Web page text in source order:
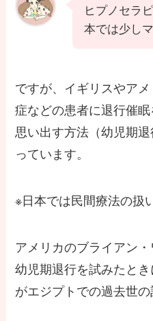
ヒプノセラ
本では少し
ですが、イギリスやア
症などの患者に退行催
思い出す方法（幼児期
っています。
※日本では民間療法の扱
アメリカのブライアン
幼児期退行を試みたと
がエジプトでの過去世の